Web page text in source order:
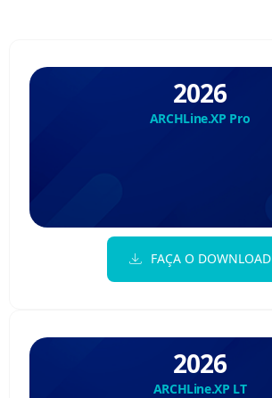
2026
ARCHLine.XP Pro
FAÇA O DOWNLOAD
2026
ARCHLine.XP LT